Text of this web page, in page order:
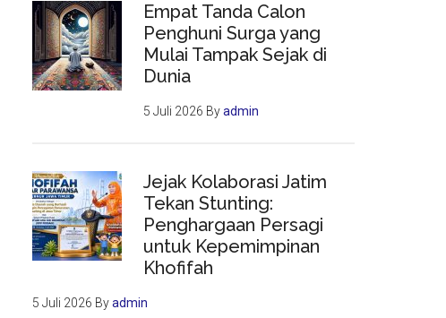
Empat Tanda Calon
Penghuni Surga yang
Mulai Tampak Sejak di
Dunia
5 Juli 2026 Byadmin
Jejak Kolaborasi Jatim
Tekan Stunting:
Penghargaan Persagi
untuk Kepemimpinan
Khofifah
5 Juli 2026 Byadmin